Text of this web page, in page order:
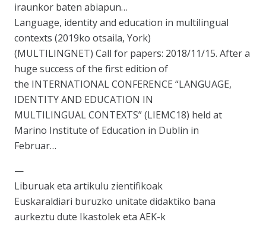
iraunkor baten abiapun…
Language, identity and education in multilingual
contexts (2019ko otsaila, York)
(MULTILINGNET) Call for papers: 2018/11/15. After a
huge success of the first edition of
the INTERNATIONAL CONFERENCE “LANGUAGE,
IDENTITY AND EDUCATION IN
MULTILINGUAL CONTEXTS” (LIEMC18) held at
Marino Institute of Education in Dublin in
Februar…
—
Liburuak eta artikulu zientifikoak
Euskaraldiari buruzko unitate didaktiko bana
aurkeztu dute Ikastolek eta AEK-k